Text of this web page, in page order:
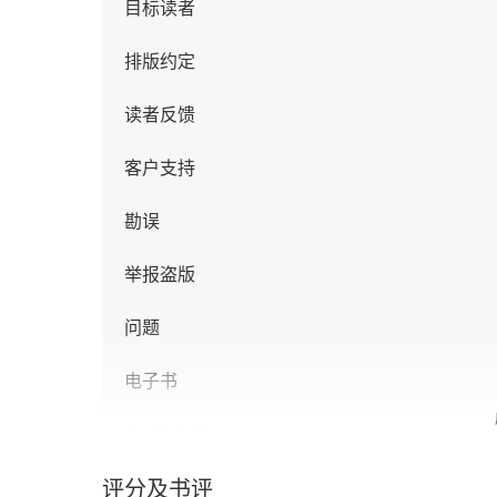
目标读者
排版约定
读者反馈
客户支持
勘误
举报盗版
问题
电子书
1.1 安装Enthought Canopy
评分及书评